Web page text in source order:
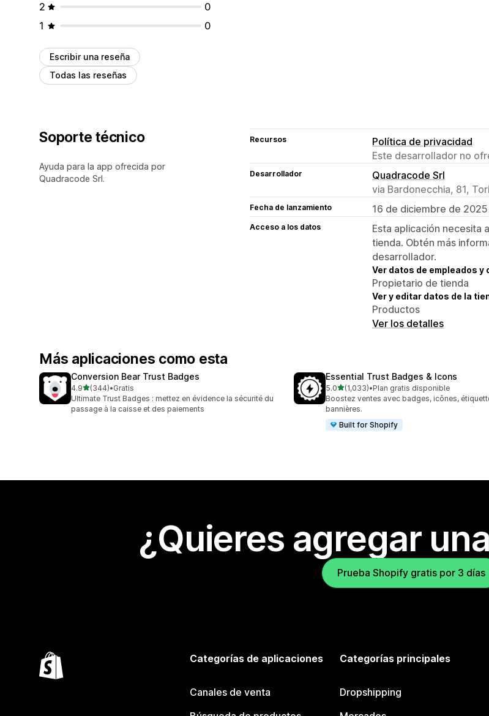
2
0
1
0
Escribir una reseña
Todas las reseñas
Soporte técnico
Ayuda para la app ofrecida por
Quadracode Srl.
Recursos
Política de privacidad
Este desarrollador no
Desarrollador
Quadracode Srl
via Bardonecchia, 81,
Fecha de lanzamiento 16 de diciembre de 2025
Acceso a los datos
Esta aplicación necesita
tienda. Obtén más
desarrollador.
Ver datos de empleados y
Propietario de tienda
Ver y editar datos de la
Productos
Ver los detalles
Más aplicaciones como esta
Conversion Bear Trust Badges
4.9de 5 estrellas
(344)
344 reseñas en total
•Gratis
Ultimate Trust Badges : mettez en évidence la sécurité du
passage à la caisse et des paiements
Essential Trust Badges & Icons
5.0de 5 estrellas
(1,033)
1033 reseñas en total
•Plan gratis disponible
Boostez ventes avec badges, icônes,
bannières.
Built for Shopify
¿Quieres agregar
Prueba Shopify gratis por 3 días
Categorías de aplicaciones
Canales de venta
Categorías principales
Dropshipping